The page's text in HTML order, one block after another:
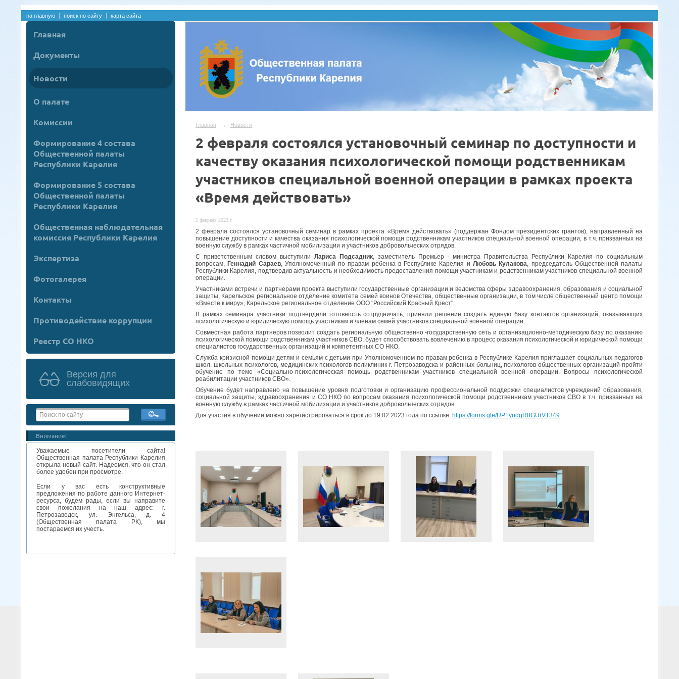
на главную поиск по сайту карта сайта
Главная
Документы
Новости
О палате
Комиссии
Формирование 4 состава
Общественной палаты
Республики Карелия
Формирование 5 состава
Общественной палаты
Республики Карелия
Общественная наблюдательная
комиссия Республики Карелия
Экспертиза
Фотогалерея
Контакты
Противодействие коррупции
Реестр СО НКО
Версия для
слабовидящих
Внимание!
Уважаемые посетители сайта!
Общественная палата Республики Карелия
открыла новый сайт. Надеемся, что он стал
более удобен при просмотре.
Если у вас есть конструктивные
предложения по работе данного Интернет-
ресурса, будем рады, если вы направите
свои пожелания на наш адрес: г.
Петрозаводск, ул. Энгельса, д. 4
(Общественная палата РК), мы
постараемся их учесть.
Главная → Новости
2 февраля состоялся установочный семинар по доступности и
качеству оказания психологической помощи родственникам
участников специальной военной операции в рамках проекта
«Время действовать»
2 февраля 2023 г.
2 февраля состоялся установочный семинар в рамках проекта «Время действовать» (поддержан Фондом президентских грантов), направленный на
повышение доступности и качества оказания психологической помощи родственникам участников специальной военной операции, в т.ч. призванных на
военную службу в рамках частичной мобилизации и участников добровольческих отрядов.
С приветственным словом выступили Лариса Подсадник, заместитель Премьер - министра Правительства Республики Карелия по социальным
вопросам,Геннадий Сараев, Уполномоченный по правам ребенка в Республике Карелия и Любовь Кулакова , председатель Общественной палаты
Республики Карелия, подтвердив актуальность и необходимость предоставления помощи участникам и родственникам участников специальной военной
операции.
Участниками встречи и партнерами проекта выступили государственные организации и ведомства сферы здравоохранения, образования и социальной
защиты, Карельское региональное отделение комитета семей воинов Отечества, общественные организации, в том числе общественный центр помощи
«Вместе к миру», Карельское региональное отделение ООО "Российский Красный Крест".
В рамках семинара участники подтвердили готовность сотрудничать, приняли решение создать единую базу контактов организаций, оказывающих
психологическую и юридическую помощь участникам и членам семей участников специальной военной операции.
Совместная работа партнеров позволит создать региональную общественно -государственную сеть и организационно-методическую базу по оказанию
психологической помощи родственникам участников СВО, будет способствовать вовлечению в процесс оказания психологической и юридической помощи
специалистов государственных организаций и компетентных СО НКО.
Служба кризисной помощи детям и семьям с детьми при Уполномоченном по правам ребенка в Республике Карелия приглашает социальных педагогов
школ, школьных психологов, медицинских психологов поликлиник г. Петрозаводска и районных больниц, психологов общественных организаций пройти
обучение по теме «Социально-психологическая помощь родственникам участников специальной военной операции. Вопросы психологической
реабилитации участников СВО».
Обучение будет направлено на повышение уровня подготовки и организацию профессиональной поддержки специалистов учреждений образования,
социальной защиты, здравоохранения и СО НКО по вопросам оказания психологической помощи родственникам участников СВО в т.ч. призванных на
военную службу в рамках частичной мобилизации и участников добровольческих отрядов.
Для участия в обучении можно зарегистрироваться в срок до 19.02.2023 года по ссылке: https://forms.gle/UP1yudgR8GUrVT349